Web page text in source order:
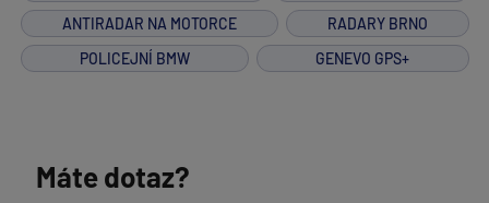
ANTIRADAR NA MOTORCE
RADARY BRNO
POLICEJNÍ BMW
GENEVO GPS+
Máte dotaz?